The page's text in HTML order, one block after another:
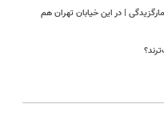
| در این خیابان تهران هم